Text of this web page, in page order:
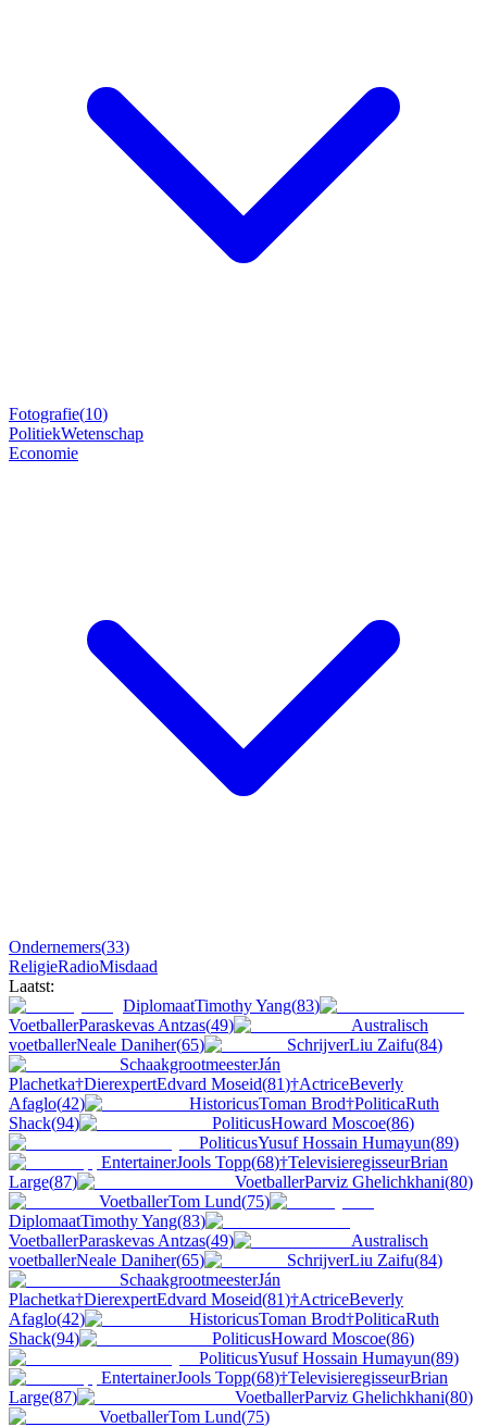
Fotografie(10)
PolitiekWetenschap
Economie
Ondernemers(33)
ReligieRadioMisdaad
Laatst:
DiplomaatTimothy Yang(83)
VoetballerParaskevas Antzas(49)
Australisch
voetballerNeale Daniher(65) SchrijverLiu Zaifu(84)
SchaakgrootmeesterJán
Plachetka†DierexpertEdvard Moseid(81)†ActriceBeverly
Afaglo(42) HistoricusToman Brod†PoliticaRuth
Shack(94) PoliticusHoward Moscoe(86)
PoliticusYusuf Hossain Humayun(89)
EntertainerJools Topp(68)†TelevisieregisseurBrian
Large(87) VoetballerParviz Ghelichkhani(80)
VoetballerTom Lund(75)
DiplomaatTimothy Yang(83)
VoetballerParaskevas Antzas(49)
Australisch
voetballerNeale Daniher(65) SchrijverLiu Zaifu(84)
SchaakgrootmeesterJán
Plachetka†DierexpertEdvard Moseid(81)†ActriceBeverly
Afaglo(42) HistoricusToman Brod†PoliticaRuth
Shack(94) PoliticusHoward Moscoe(86)
PoliticusYusuf Hossain Humayun(89)
EntertainerJools Topp(68)†TelevisieregisseurBrian
Large(87) VoetballerParviz Ghelichkhani(80)
VoetballerTom Lund(75)